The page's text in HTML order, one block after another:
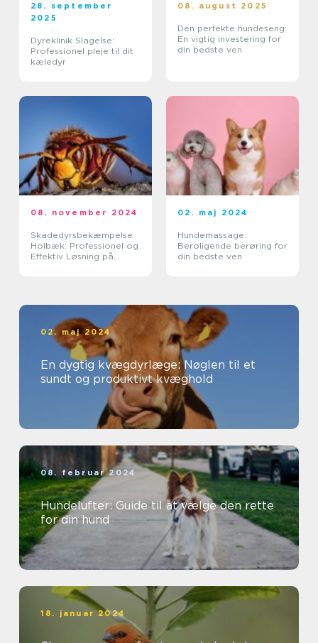
28. september
2025
Dyreklinik Slagelse:
Professionel pleje til dit
kæledyr
08. august 2025
Den perfekte hundeseng:
En vigtig investering for
din bedste ven
08. november 2024
Skadedyrsbekæmpelse
Holbæk: Professionel og
Effektiv Løsning på
02. maj 2024
Hundemassage:
Beroligende berøring for
din bedste ven
02. maj 2024
En dygtig kvægdyrlæge: Nøglen til et
sundt og produktivt kvæghold
08. februar 2024
Hundelufter: Guide til at vælge den rette
for din hund
18. januar 2024